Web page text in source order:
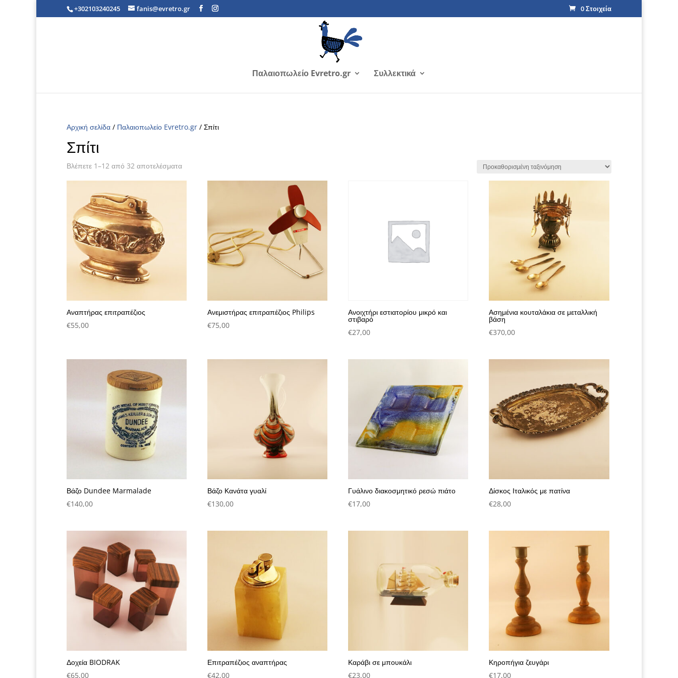
+302103240245 fanis@evretro.gr 0 Στοιχεία
Παλαιοπωλείο Evretro.gr Συλλεκτικά
Αρχική σελίδα / Παλαιοπωλείο Evretro.gr / Σπίτι
Σπίτι
Βλέπετε 1–12 από 32 αποτελέσματα
Αναπτήρας επιτραπέζιος
€55,00
Ανεμιστήρας επιτραπέζιος Philips
€75,00
Ανοιχτήρι εστιατορίου μικρό και
στιβαρό
€27,00
Ασημένια κουταλάκια σε μεταλλική
βάση
€370,00
Βάζο Dundee Marmalade
€140,00
Βάζο Κανάτα γυαλί
€130,00
Γυάλινο διακοσμητικό ρεσώ πιάτο
€17,00
Δίσκος Ιταλικός με πατίνα
€28,00
Δοχεία BIODRAK
€65,00
Επιτραπέζιος αναπτήρας
€42,00
Καράβι σε μπουκάλι
€23,00
Κηροπήγια ζευγάρι
€17,00